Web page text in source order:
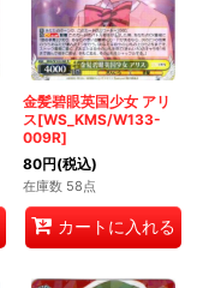
金髪碧眼英国少女 アリ
ス[WS_KMS/W133-
009R]
80円(税込)
在庫数 58点
カートに入れる